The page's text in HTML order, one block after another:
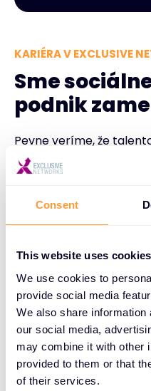
Consent
This website uses cookies
We use cookies to
provide social media
We also share
our social media,
may combine it with other
provided to them or that
of their services.
KARIÉRA V EXCLUSIVE
Sme
podnik
Pevne veríme, že
naďalej inovovať a
prijímať, povzbudzovať
víta a oslavuje
Rozmanitosť, rovnosť a
základnými faktormi
súčasť nášho
za dôležité prvky našej
Pozrite si našu politiku
Pozrite si našu